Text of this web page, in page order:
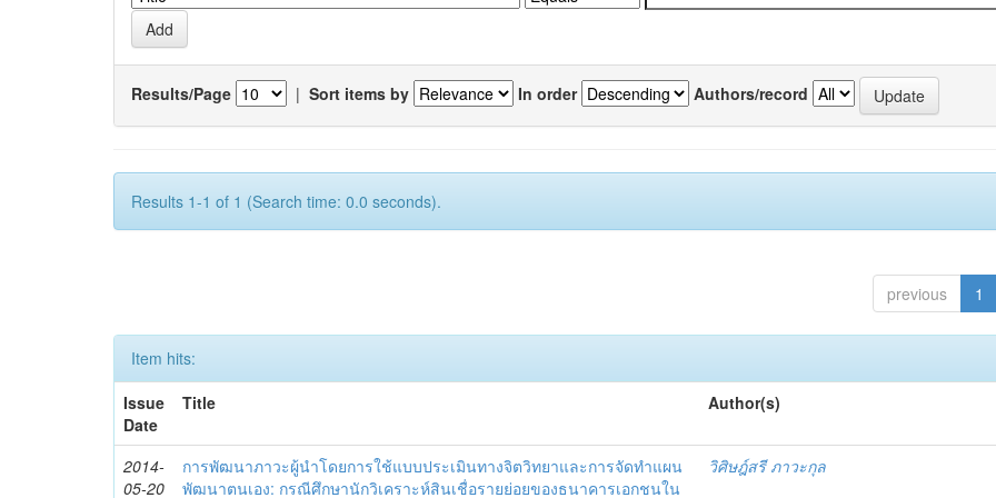
Results/Page | Sort items by In order Authors/record
Results 1-1 of 1 (Search time: 0.0 seconds).
previous 1
Item hits:
Issue
Date
Title Author(s)
2014-
05-20
การพัฒนาภาวะผู้นำโดยการใช้แบบประเมินทางจิตวิทยาและการจัดทำแผน
พัฒนาตนเอง: กรณีศึกษานักวิเคราะห์สินเชื่อรายย่อยของธนาคารเอกชนใน
วิศิษฎ์สรี ภาวะกุล